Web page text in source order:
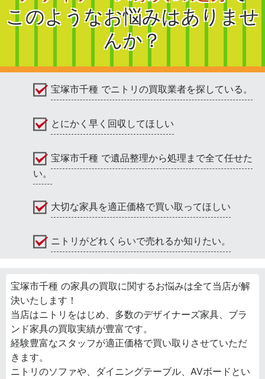
このようなお悩みはありませ
んか？
宝塚市千種 でニトリの買取業者を探している。
とにかく早く回収してほしい
宝塚市千種 で遺品整理から処理まで全て任せた
い。
大切な家具を適正価格で買い取ってほしい
ニトリがどれくらいで売れるか知りたい。
宝塚市千種 の家具の買取に関するお悩みは全て当店が解
決いたします！
当店はニトリをはじめ、多数のデザイナーズ家具、ブラ
ンド家具の買取実績が豊富です。
経験豊富なスタッフが適正価格で買い取りさせていただ
きます。
ニトリのソファや、ダイニングテーブル、AVボードとい